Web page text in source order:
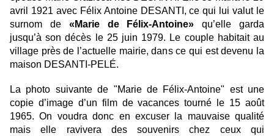
avril 1921 avec Félix Antoine DESANTI, ce qui lui valut le
surnom de «Marie de Félix-Antoine» qu’elle garda
jusqu’à son décès le 25 juin 1979. Le couple habitait au
village près de l’actuelle mairie, dans ce qui est devenu la
maison DESANTI-PELÉ.
La photo suivante de "Marie de Félix-Antoine" est une
copie d’image d’un film de vacances tourné le 15 août
1965. On voudra donc en excuser la mauvaise qualité
mais elle ravivera des souvenirs chez ceux qui